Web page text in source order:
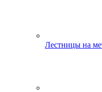
Лестницы на